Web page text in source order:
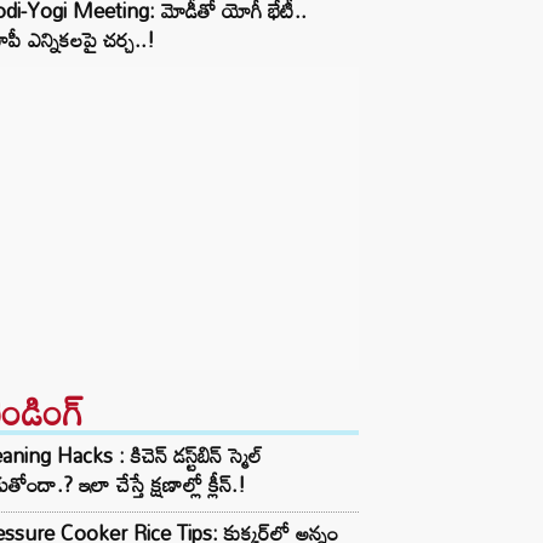
Yogi Meeting: మోడీతో యోగీ భేటీ..
ఎన్నికలపై చర్చ..!
Hacks : కిచెన్ డస్ట్‌బిన్ స్మెల్
ఇలా చేస్తే క్షణాల్లో క్లీన్.!
Cooker Rice Tips: కుక్కర్‌లో అన్నం